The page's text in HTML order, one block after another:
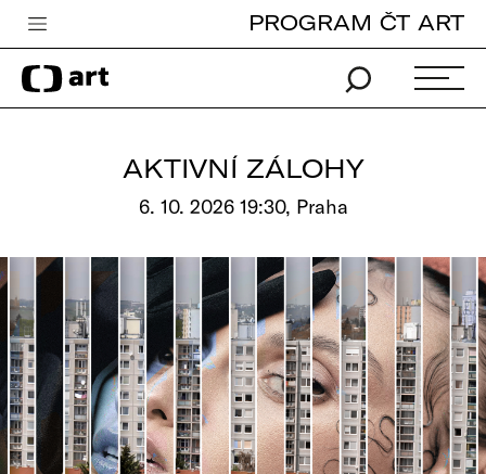
Česká televize
Zpravodajství
Pro děti
edu
Vše o ČT
PROGRAM ČT ART
AKTIVNÍ ZÁLOHY
6. 10. 2026 19:30, Praha